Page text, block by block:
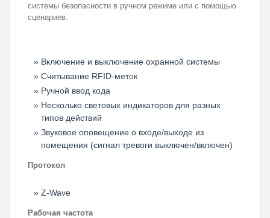
системы безопасности в ручном режиме или с помощью
сценариев.
Включение и выключение охранной системы
Считывание RFID-меток
Ручной ввод кода
Несколько световых индикаторов для разных
типов действий
Звуковое оповещение о входе/выходе из
помещения (сигнал тревоги выключен/включен)
Протокол
Z-Wave
Рабочая частота